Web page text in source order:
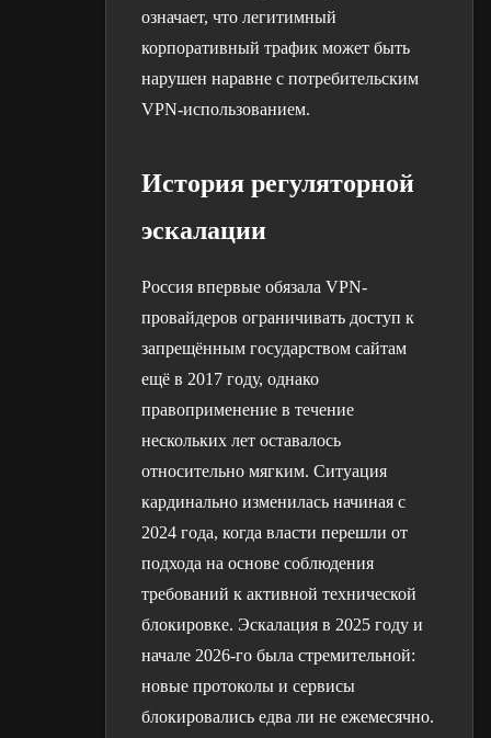
означает, что легитимный
корпоративный трафик может быть
нарушен наравне с потребительским
VPN-использованием.
История регуляторной
эскалации
Россия впервые обязала VPN-
провайдеров ограничивать доступ к
запрещённым государством сайтам
ещё в 2017 году, однако
правоприменение в течение
нескольких лет оставалось
относительно мягким. Ситуация
кардинально изменилась начиная с
2024 года, когда власти перешли от
подхода на основе соблюдения
требований к активной технической
блокировке. Эскалация в 2025 году и
начале 2026-го была стремительной:
новые протоколы и сервисы
блокировались едва ли не ежемесячно.